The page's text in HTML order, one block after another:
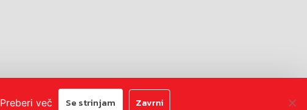
Preberi več Se strinjam Zavrni